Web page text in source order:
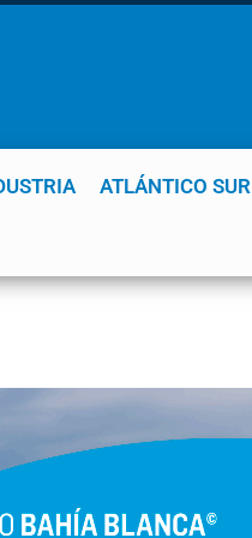
ATLÁNTICO SUR